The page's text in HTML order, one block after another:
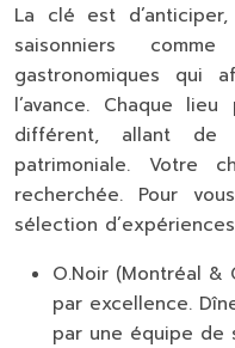
La clé est
saisonniers
gastronomiques qui
l’avance. Chaque
différent, allant de
patrimoniale. Votre
recherchée. Pour
sélection
O.Noir (Montréal &
par excellence.
par une équipe de